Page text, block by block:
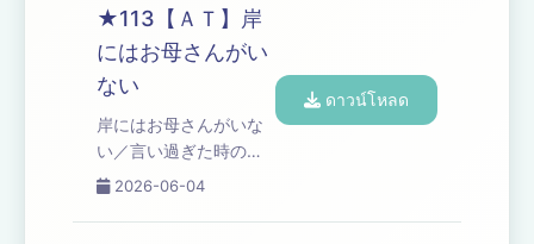
嵐からメッセージ／気
力と体力／岸家の性教
育／コーナー「高野正
成のなんてったって芸
人魂」「プレイバッ
ク・ブタピエロ」／高
ム Learn more about
your ad choices. Visit
★113【ＡＴ】岸
にはお母さんがい
ない
岸にはお母さんがいな
い／言い過ぎた時のフ
ォロー／コーナー「オ
訳」 Learn more about
2026-06-04
ดาวน์โหลด